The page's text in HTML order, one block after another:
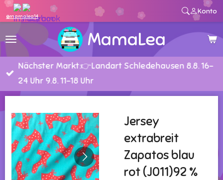
@mamalea14
Konto
Zum
Hauptinhalt
springen
MamaLea
Nächster Markt:👉Landart Schledehausen 8.8. 16-
24 Uhr 9.8. 11-18 Uhr
Jersey
extrabreit
Zapatos blau
rot (J011)92 %